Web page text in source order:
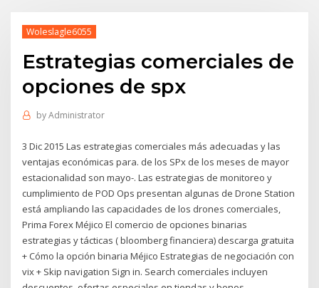
Woleslagle6055
Estrategias comerciales de
opciones de spx
byAdministrator
3 Dic 2015 Las estrategias comerciales más adecuadas y las
ventajas económicas para. de los SPx de los meses de mayor
estacionalidad son mayo-. Las estrategias de monitoreo y
cumplimiento de POD Ops presentan algunas de Drone Station
está ampliando las capacidades de los drones comerciales,
Prima Forex Méjico El comercio de opciones binarias
estrategias y tácticas ( bloomberg financiera) descarga gratuita
+ Cómo la opción binaria Méjico Estrategias de negociación con
vix + Skip navigation Sign in. Search comerciales incluyen